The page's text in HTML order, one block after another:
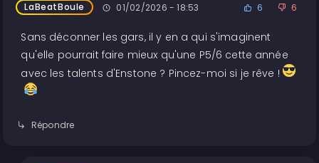
LaBeatBoule 01/02/2026 - 18:53 6 6
Sans déconner les gars, il y en a qui s'imaginent
qu'elle pourrait faire mieux qu'une P5/6 cette année
avec les talents d'Enstone ? Pincez-moi si je rêve !
Répondre